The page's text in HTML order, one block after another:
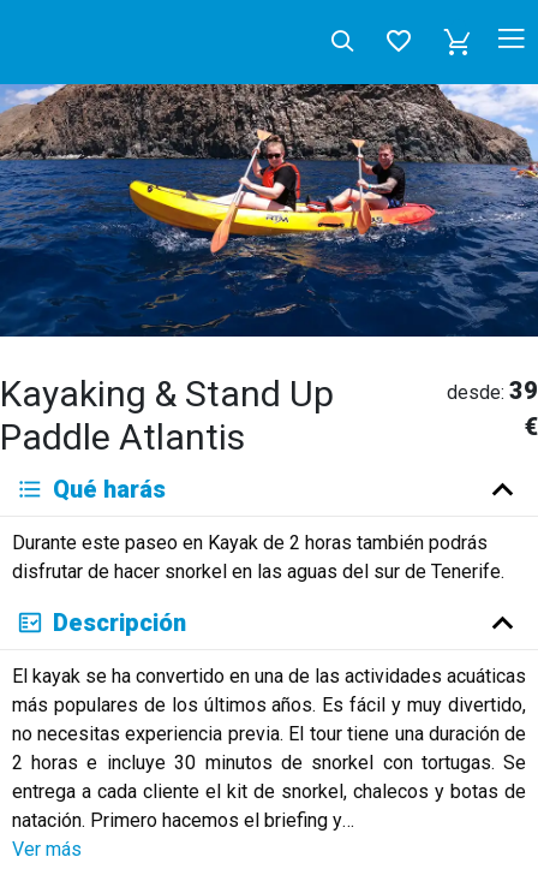
Kayaking & Stand Up
Paddle Atlantis
desde: 39
€
Deutsch English
Français
Italiano
Neerlandés
Русский
Qué harás
Durante este paseo en Kayak de 2 horas también podrás
disfrutar de hacer snorkel en las aguas del sur de Tenerife.
Descripción
El kayak se ha convertido en una de las actividades acuáticas
más populares de los últimos años. Es fácil y muy divertido,
no necesitas experiencia previa. El tour tiene una duración de
2 horas e incluye 30 minutos de snorkel con tortugas. Se
entrega a cada cliente el kit de snorkel, chalecos y botas de
natación. Primero hacemos el briefing y…
Ver más